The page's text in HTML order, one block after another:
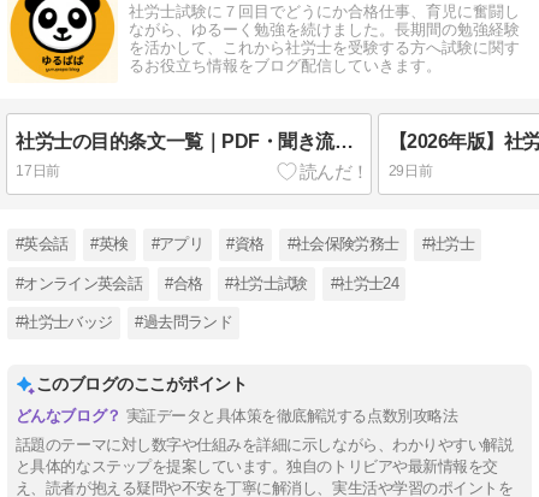
社労士試験に７回目でどうにか合格仕事、育児に奮闘し
ながら、ゆるーく勉強を続けました。長期間の勉強経験
を活かして、これから社労士を受験する方へ試験に関す
るお役立ち情報をブログ配信していきます。
社労士の目的条文一覧｜PDF・聞き流し・アプリを活用した効率的な覚え方【2026年版】
17日前 29日前
#英会話 #英検 #アプリ #資格 #社会保険労務士 #社労士
#オンライン英会話 #合格 #社労士試験 #社労士24
#社労士バッジ #過去問ランド
このブログのここがポイント
実証データと具体策を徹底解説する点数別攻略法
話題のテーマに対し数字や仕組みを詳細に示しながら、わかりやすい解説
と具体的なステップを提案しています。独自のトリビアや最新情報を交
え、読者が抱える疑問や不安を丁寧に解消し、実生活や学習のポイントを